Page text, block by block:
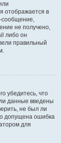
отображается в
сообщение,
не получено,
либо он
правильный
убедитесь, что
данные введены
не был ли
допущена ошибка
для